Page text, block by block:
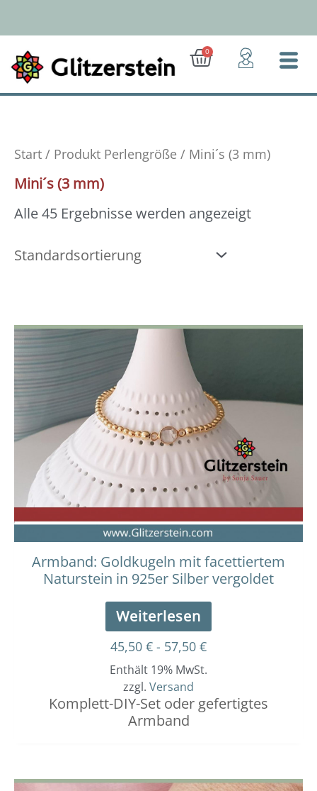
springen
0
Warenkorb
Start / Produkt Perlengröße / Mini´s (3 mm)
Mini´s (3 mm)
Alle 45 Ergebnisse werden angezeigt
Armband: Goldkugeln mit facettiertem
Naturstein in 925er Silber vergoldet
Weiterlesen
45,50 € - 57,50 €
Enthält 19% MwSt.
zzgl. Versand
Komplett-DIY-Set oder gefertigtes
Armband